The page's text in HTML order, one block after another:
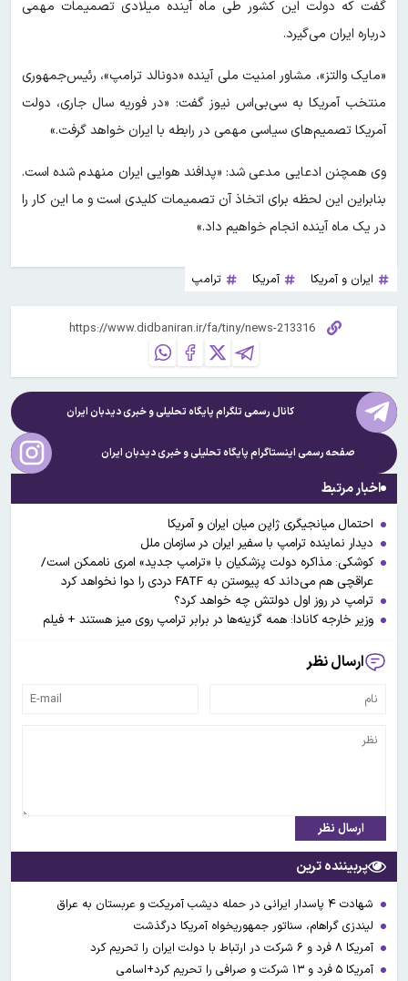
گفت که دولت این کشور طی ماه آینده میلادی تصمیمات مهمی
درباره ایران می‌گیرد.
‌«مایک والتز»، مشاور امنیت ملی آینده «دونالد ترامپ»، رئیس‌جمهوری
منتخب آمریکا به سی‌بی‌اس نیوز گفت: «در فوریه سال جاری، دولت
آمریکا تصمیم‌های سیاسی مهمی در رابطه با ایران خواهد گرفت.»
وی همچنن ادعایی مدعی شد: «پدافند هوایی ایران منهدم شده است.
بنابراین این لحظه برای اتخاذ آن تصمیمات کلیدی است و ما این کار را
در یک ماه آینده انجام خواهیم داد.»
ایران و آمریکا آمریکا ترامپ
کانال رسمی تلگرام پایگاه تحلیلی و خبریدیدبان ایران
صفحه رسمی اینستاگرام پایگاه تحلیلی و خبریدیدبان ایران
اخبار مرتبط
احتمال میانجیگری ژاپن میان ایران و آمریکا
دیدار نماینده ترامپ با سفیر ایران در سازمان ملل
کوشکی: مذاکره دولت پزشکیان با «ترامپ جدید» امری ناممکن است/
عراقچی هم می‌داند که پیوستن به FATF دردی را دوا نخواهد کرد
ترامپ در روز اول دولتش چه خواهد کرد؟
وزیر خارجه کانادا: همه گزینه‌ها در برابر ترامپ روی میز هستند + فیلم
ارسال نظر
ارسال نظر
پربیننده ترین
شهادت ۴ پاسدار ایرانی در حمله دیشب آمریکت و عربستان به عراق
لیندزی گراهام، سناتور جمهوریخواه آمریکا درگذشت
آمریکا ۸ فرد و ۶ شرکت در ارتباط با دولت ایران را تحریم کرد
آمریکا ۵ فرد و ۱۳ شرکت و صرافی را تحریم کرد+اسامی